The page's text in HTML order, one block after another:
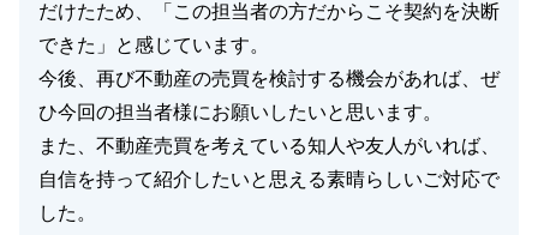
だけたため、「この担当者の方だからこそ契約を決断
できた」と感じています。
今後、再び不動産の売買を検討する機会があれば、ぜ
ひ今回の担当者様にお願いしたいと思います。
また、不動産売買を考えている知人や友人がいれば、
自信を持って紹介したいと思える素晴らしいご対応で
した。